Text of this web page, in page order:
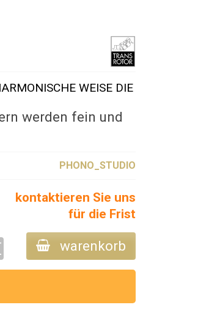
WEISE DIE
werden fein und
PHONO_STUDIO
kontaktieren Sie uns
für die Frist
warenkorb